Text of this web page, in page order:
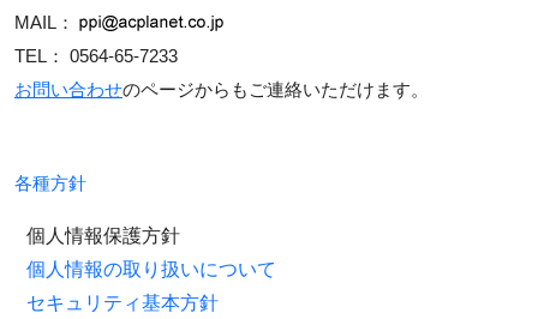
MAIL：
TEL： 0564-65-7233
お問い合わせのページからもご連絡いただけます。
各種方針
個人情報保護方針
個人情報の取り扱いについて
セキュリティ基本方針